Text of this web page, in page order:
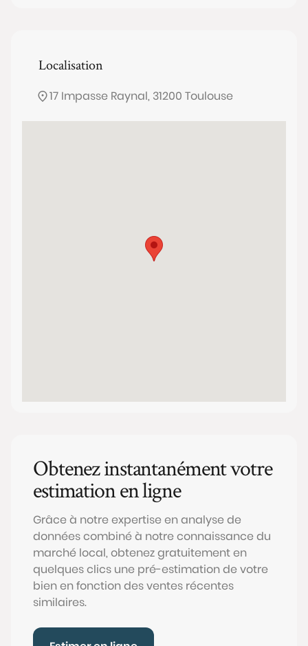
Localisation
17 Impasse Raynal, 31200 Toulouse
Obtenez instantanément votre
estimation en ligne
Grâce à notre expertise en analyse de
données combiné à notre connaissance du
marché local, obtenez gratuitement en
quelques clics une pré-estimation de votre
bien en fonction des ventes récentes
similaires.